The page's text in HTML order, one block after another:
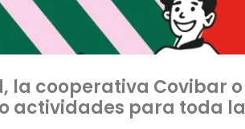
la cooperativa Covibar o
actividades para toda la